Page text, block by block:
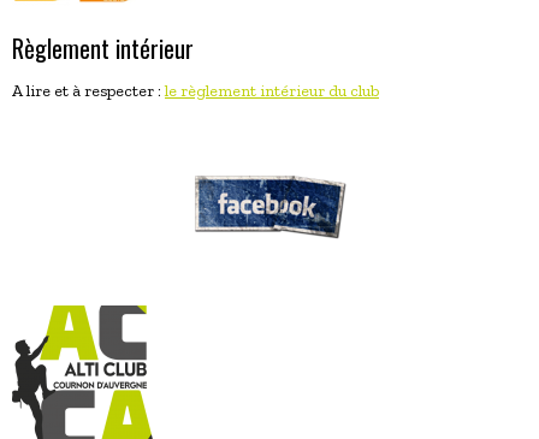
Règlement intérieur
A lire et à respecter :le règlement intérieur du club